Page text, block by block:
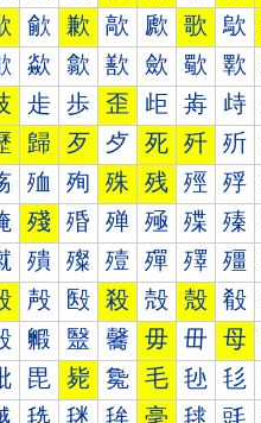
歈 歉 歊 歋 歌 歍
歘 歙 歚 歛 歜 歝
歨 歩 歪 歫 歬 歭
歸 歹 歺 死 歼 歽
殈 殉 殊 残 殌 殍
殘 殙 殚 殛 殜 殝
殨 殩 殪 殫 殬 殭
殸 殹 殺 殻 殼 殽
毈 毉 毊 毋 毌 母
毘 毙 毚 毛 毜 毝
毨 毩 毪 毫 毬 毭